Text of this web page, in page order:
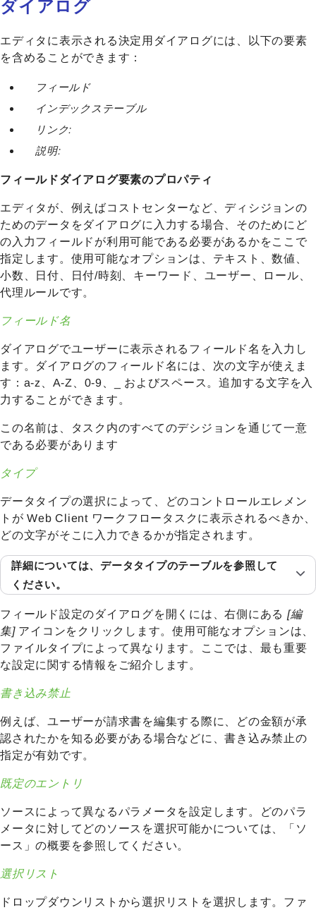
ダイアログ
エディタに表示される決定用ダイアログには、以下の要素
を含めることができます：
フィールド
インデックステーブル
リンク:
説明:
フィールドダイアログ要素のプロパティ
エディタが、例えばコストセンターなど、ディシジョンの
ためのデータをダイアログに入力する場合、そのためにど
の入力フィールドが利用可能である必要があるかをここで
指定します。使用可能なオプションは、テキスト、数値、
小数、日付、日付/時刻、キーワード、ユーザー、ロール、
代理ルールです。
フィールド名
ダイアログでユーザーに表示されるフィールド名を入力し
ます。ダイアログのフィールド名には、次の文字が使えま
す：a-z、A-Z、0-9、_ およびスペース。追加する文字を入
力することができます。
この名前は、タスク内のすべてのデシジョンを通じて一意
である必要があります
タイプ
データタイプの選択によって、どのコントロールエレメン
トが Web Client ワークフロータスクに表示されるべきか、
どの文字がそこに入力できるかが指定されます。
詳細については、 データタイプのテーブルを参照して
ください。
フィールド設定のダイアログを開くには、右側にある [編
集]アイコンをクリックします。使用可能なオプションは、
ファイルタイプによって異なります。ここでは、最も重要
な設定に関する情報をご紹介します。
書き込み禁止
例えば、ユーザーが請求書を編集する際に、どの金額が承
認されたかを知る必要がある場合などに、書き込み禁止の
指定が有効です。
既定のエントリ
ソースによって異なるパラメータを設定します。どのパラ
メータに対してどのソースを選択可能かについては、
「ソ
ース」の概要を参照してください。
選択リスト
ドロップダウンリストから選択リストを選択します。ファ